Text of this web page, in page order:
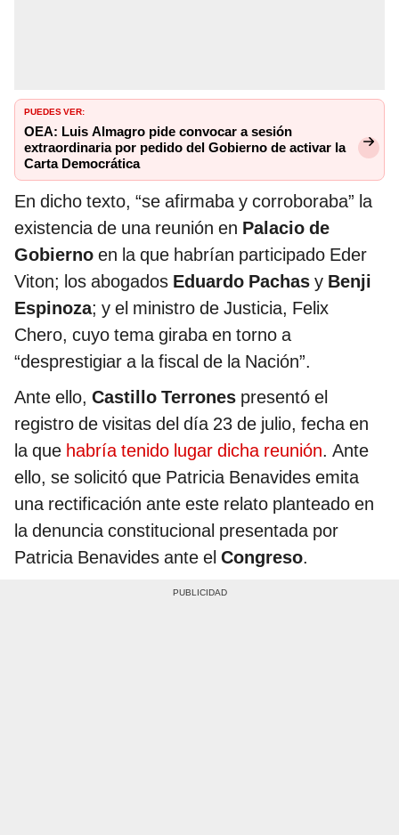
PUEDES VER:
OEA: Luis Almagro pide convocar a sesión
extraordinaria por pedido del Gobierno de activar la
Carta Democrática
En dicho texto, “se afirmaba y corroboraba” la
existencia de una reunión en Palacio de
Gobierno en la que habrían participado Eder
Viton; los abogados Eduardo Pachas y Benji
Espinoza; y el ministro de Justicia, Felix
Chero, cuyo tema giraba en torno a
“desprestigiar a la fiscal de la Nación”.
Ante ello, Castillo Terrones presentó el
registro de visitas del día 23 de julio, fecha en
la que habría tenido lugar dicha reunión. Ante
ello, se solicitó que Patricia Benavides emita
una rectificación ante este relato planteado en
la denuncia constitucional presentada por
Patricia Benavides ante el Congreso.